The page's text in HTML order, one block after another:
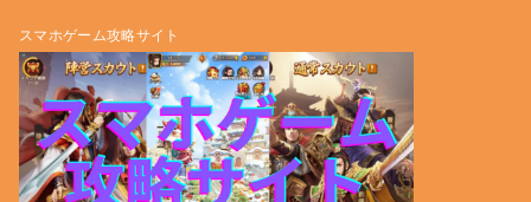
スマホゲーム攻略サイト